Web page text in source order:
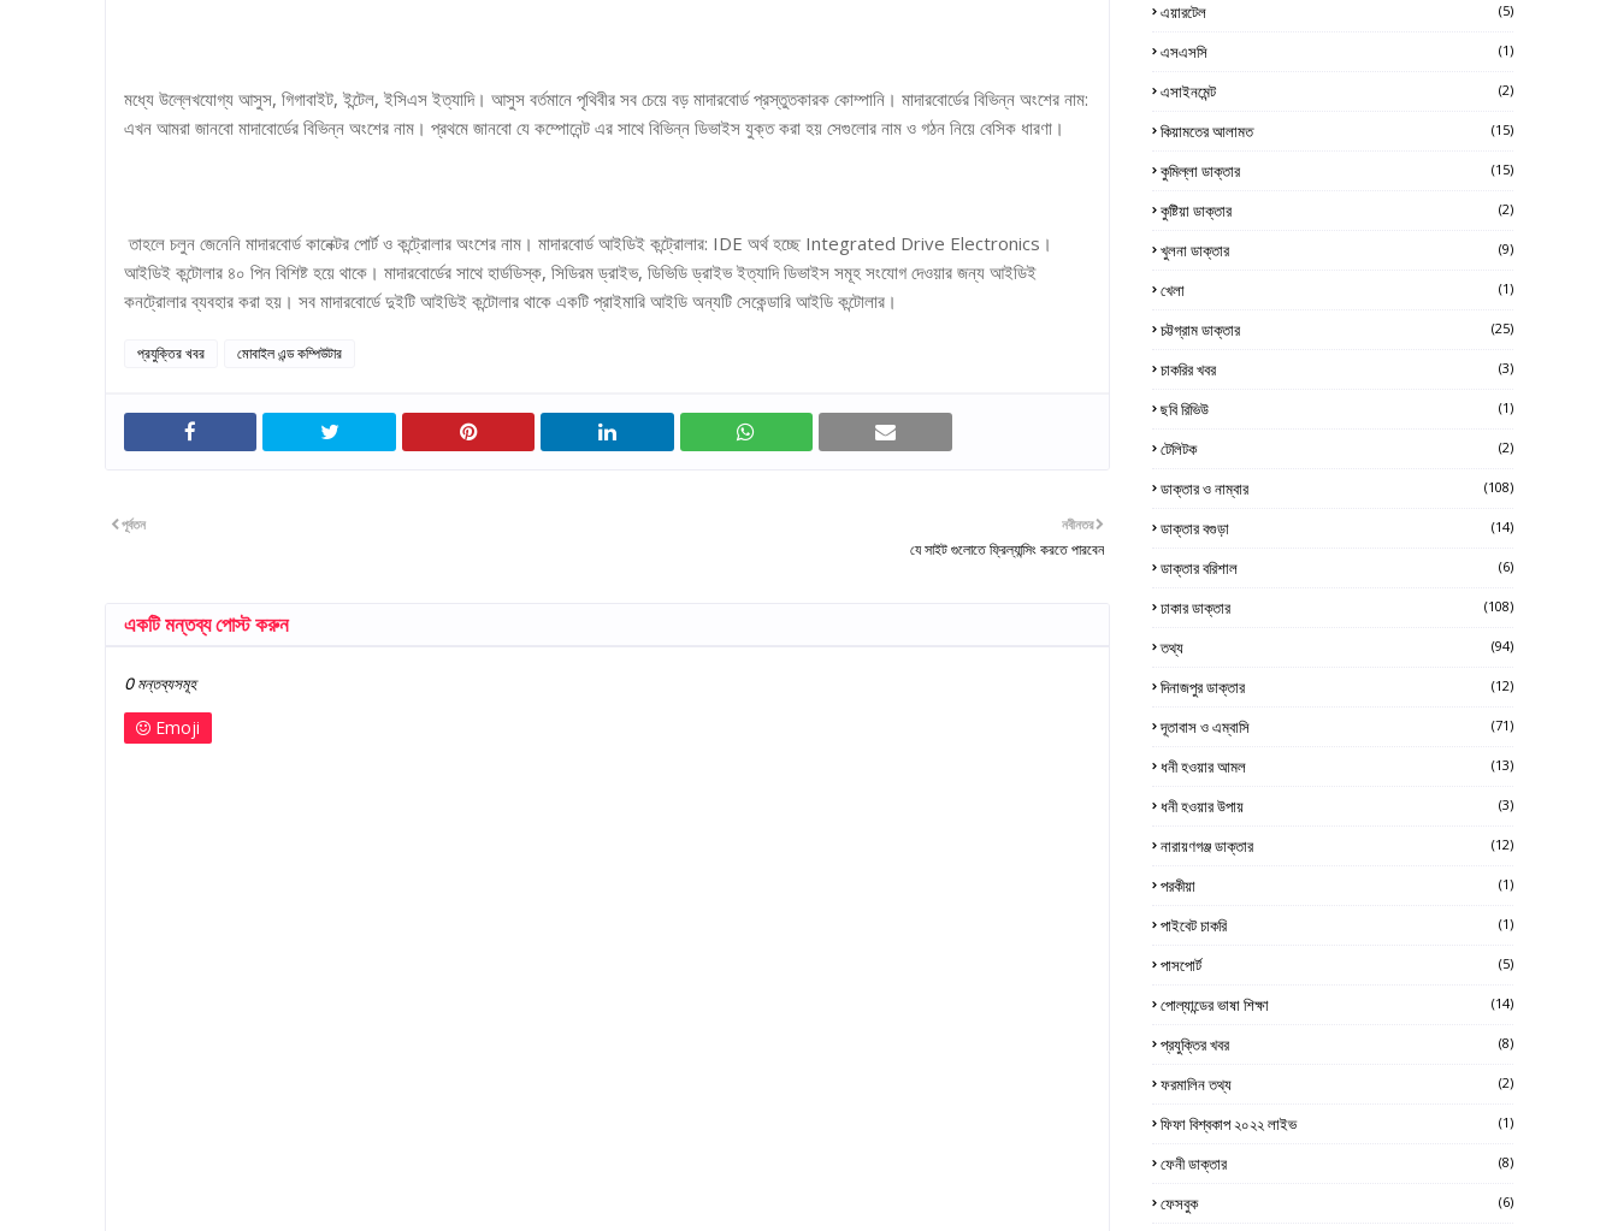
মধ্যে উল্লেখযোগ্য আসুস, গিগাবাইট, ইন্টেল, ইসিএস ইত্যাদি। আসুস বর্তমানে পৃথিবীর সব চেয়ে বড় মাদারবোর্ড প্রস্তুতকারক কোম্পানি। মাদারবোর্ডের বিভিন্ন অংশের নাম:
এখন আমরা জানবো মাদাবোর্ডের বিভিন্ন অংশের নাম। প্রথমে জানবো যে কম্পোনেন্ট এর সাথে বিভিন্ন ডিভাইস যুক্ত করা হয় সেগুলোর নাম ও গঠন নিয়ে বেসিক ধারণা।
তাহলে চলুন জেনেনি মাদারবোর্ড কানেক্টর পোর্ট ও কন্ট্রোলার অংশের নাম। মাদারবোর্ড আইডিই কন্ট্রোলার: IDE অর্থ হচ্ছে Integrated Drive Electronics।
আইডিই কন্টোলার ৪০ পিন বিশিষ্ট হয়ে থাকে। মাদারবোর্ডের সাথে হার্ডডিস্ক, সিডিরম ড্রাইভ, ডিভিডি ড্রাইভ ইত্যাদি ডিভাইস সমূহ সংযোগ দেওয়ার জন্য আইডিই
কনট্রোলার ব্যবহার করা হয়। সব মাদারবোর্ডে দুইটি আইডিই কন্টোলার থাকে একটি প্রাইমারি আইডি অন্যটি সেকেন্ডারি আইডি কন্টোলার।
প্রযুক্তির খবর মোবাইল এন্ড কম্পিউটার
নবীনতর
যে সাইট গুলোতে ফ্রিল্যান্সিং করতে পারবেন
পূর্বতন
একটি মন্তব্য পোস্ট করুন
0 মন্তব্যসমূহ
Emoji
এয়ারটেল (5)
এসএসসি (1)
এসাইনমেন্ট (2)
কিয়ামতের আলামত (15)
কুমিল্লা ডাক্তার (15)
কুষ্টিয়া ডাক্তার (2)
খুলনা ডাক্তার (9)
খেলা (1)
চট্টগ্রাম ডাক্তার (25)
চাকরির খবর (3)
ছবি রিভিউ (1)
টেলিটক (2)
ডাক্তার ও নাম্বার (108)
ডাক্তার বগুড়া (14)
ডাক্তার বরিশাল (6)
ঢাকার ডাক্তার (108)
তথ্য (94)
দিনাজপুর ডাক্তার (12)
দূতাবাস ও এম্বাসি (71)
ধনী হওয়ার আমল (13)
ধনী হওয়ার উপায় (3)
নারায়ণগঞ্জ ডাক্তার (12)
পরকীয়া (1)
পাইবেট চাকরি (1)
পাসপোর্ট (5)
পোল্যান্ডের ভাষা শিক্ষা (14)
প্রযুক্তির খবর (8)
ফরমালিন তথ্য (2)
ফিফা বিশ্বকাপ ২০২২ লাইভ (1)
ফেনী ডাক্তার (8)
ফেসবুক (6)